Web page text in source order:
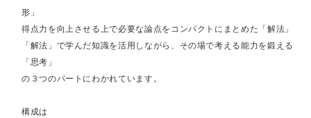
形」
得点力を向上させる上で必要な論点をコンパクトにまとめた「解法」
「解法」で学んだ知識を活用しながら、その場で考える能力を鍛える
「思考」
の３つのパートにわかれています。
構成は